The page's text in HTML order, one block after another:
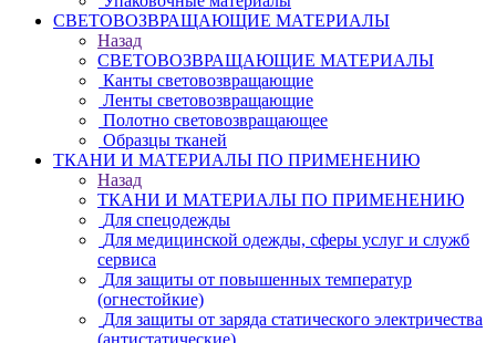
СВЕТОВОЗВРАЩАЮЩИЕ МАТЕРИАЛЫ
Назад
СВЕТОВОЗВРАЩАЮЩИЕ МАТЕРИАЛЫ
Канты световозвращающие
Ленты световозвращающие
Полотно световозвращающее
Образцы тканей
ТКАНИ И МАТЕРИАЛЫ ПО ПРИМЕНЕНИЮ
Назад
ТКАНИ И МАТЕРИАЛЫ ПО ПРИМЕНЕНИЮ
Для спецодежды
Для медицинской одежды, сферы услуг и служб
сервиса
Для защиты от повышенных температур
(огнестойкие)
Для защиты от заряда статического электричества
(антистатические)